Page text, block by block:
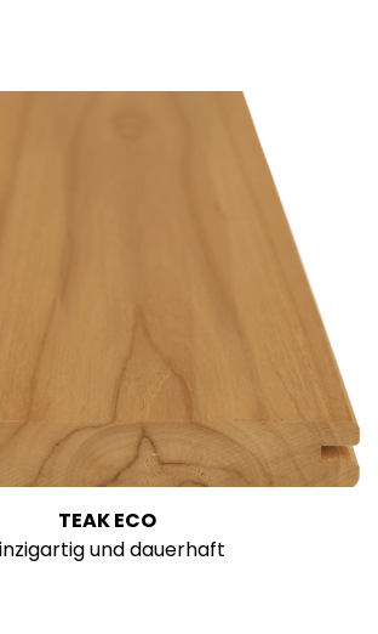
TEAK ECO
und dauerhaft